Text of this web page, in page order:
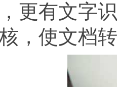
更有文字
，使文档